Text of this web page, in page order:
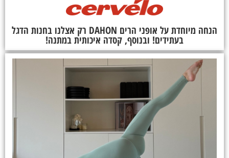
הנחה מיוחדת על אופני הרים DAHON רק אצלנו בחנות הדגל
בעתידים! ובנוסף, קסדה איכותית במתנה!